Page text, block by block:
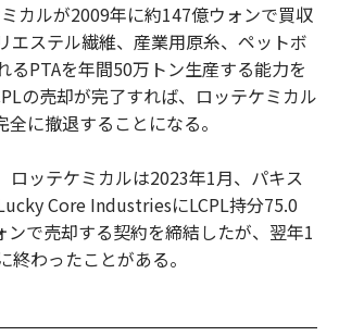
カルが2009年に約147億ウォンで買収
エステル繊維、産業用原糸、ペットボ
るPTAを年間50万トン生産する能力を
の売却が完了すれば、ロッテケミカル
全に撤退することになる。
ロッテケミカルは2023年1月、パキス
Core IndustriesにLCPL持分75.0
ンで売却する契約を締結したが、翌年1
終わったことがある。